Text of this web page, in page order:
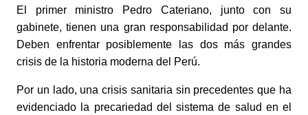
El primer ministro Pedro Cateriano, junto con su
gabinete, tienen una gran responsabilidad por delante.
Deben enfrentar posiblemente las dos más grandes
crisis de la historia moderna del Perú.
Por un lado, una crisis sanitaria sin precedentes que ha
evidenciado la precariedad del sistema de salud en el